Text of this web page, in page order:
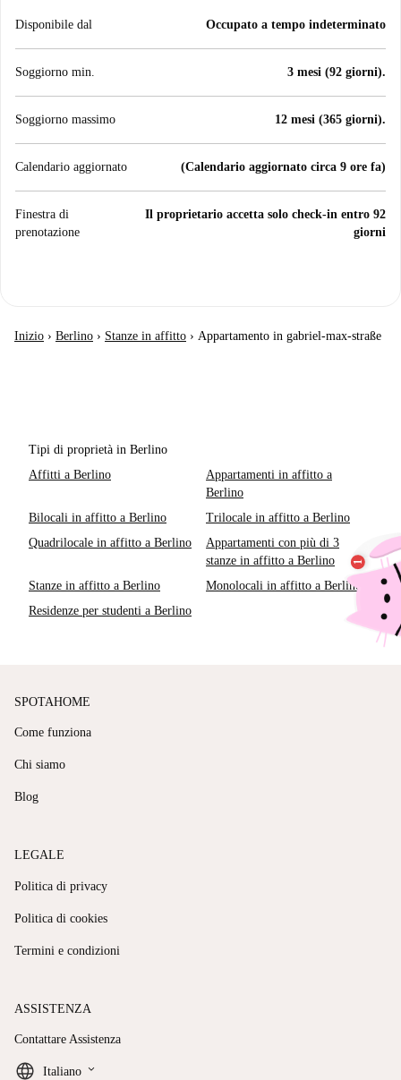
Disponibile dal Occupato a tempo indeterminato
Soggiorno min. 3 mesi (92 giorni).
Soggiorno massimo 12 mesi (365 giorni).
Calendario aggiornato (Calendario aggiornato circa 9 ore fa)
Finestra di
prenotazione
Il proprietario accetta solo check-in entro 92
giorni
Inizio › Berlino › Stanze in affitto › Appartamento in gabriel-max-straße
Tipi di proprietà in Berlino
Affitti a Berlino
Appartamenti in affitto a
Berlino
Bilocali in affitto a Berlino
Trilocale in affitto a Berlino
Quadrilocale in affitto a Berlino
Appartamenti con più di 3
stanze in affitto a Berlino
Stanze in affitto a Berlino
Monolocali in affitto a Berlino
Residenze per studenti a Berlino
SPOTAHOME
Come funziona
Chi siamo
Blog
LEGALE
Politica di privacy
Politica di cookies
Termini e condizioni
ASSISTENZA
Contattare Assistenza
Italiano keyboard_arrow_down